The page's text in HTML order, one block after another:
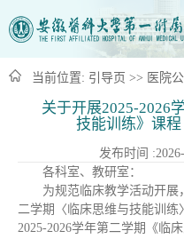
当前位置: 引导页 >> 医院
关于开展2025-2026
技能训练》课
发布时间
各科室、教研室：
为规范临床教学活动开展
二学期〈临床思维与技能训
2025-2026学年第二学期《临